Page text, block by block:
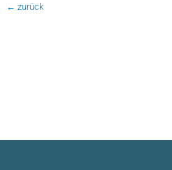
← zurück